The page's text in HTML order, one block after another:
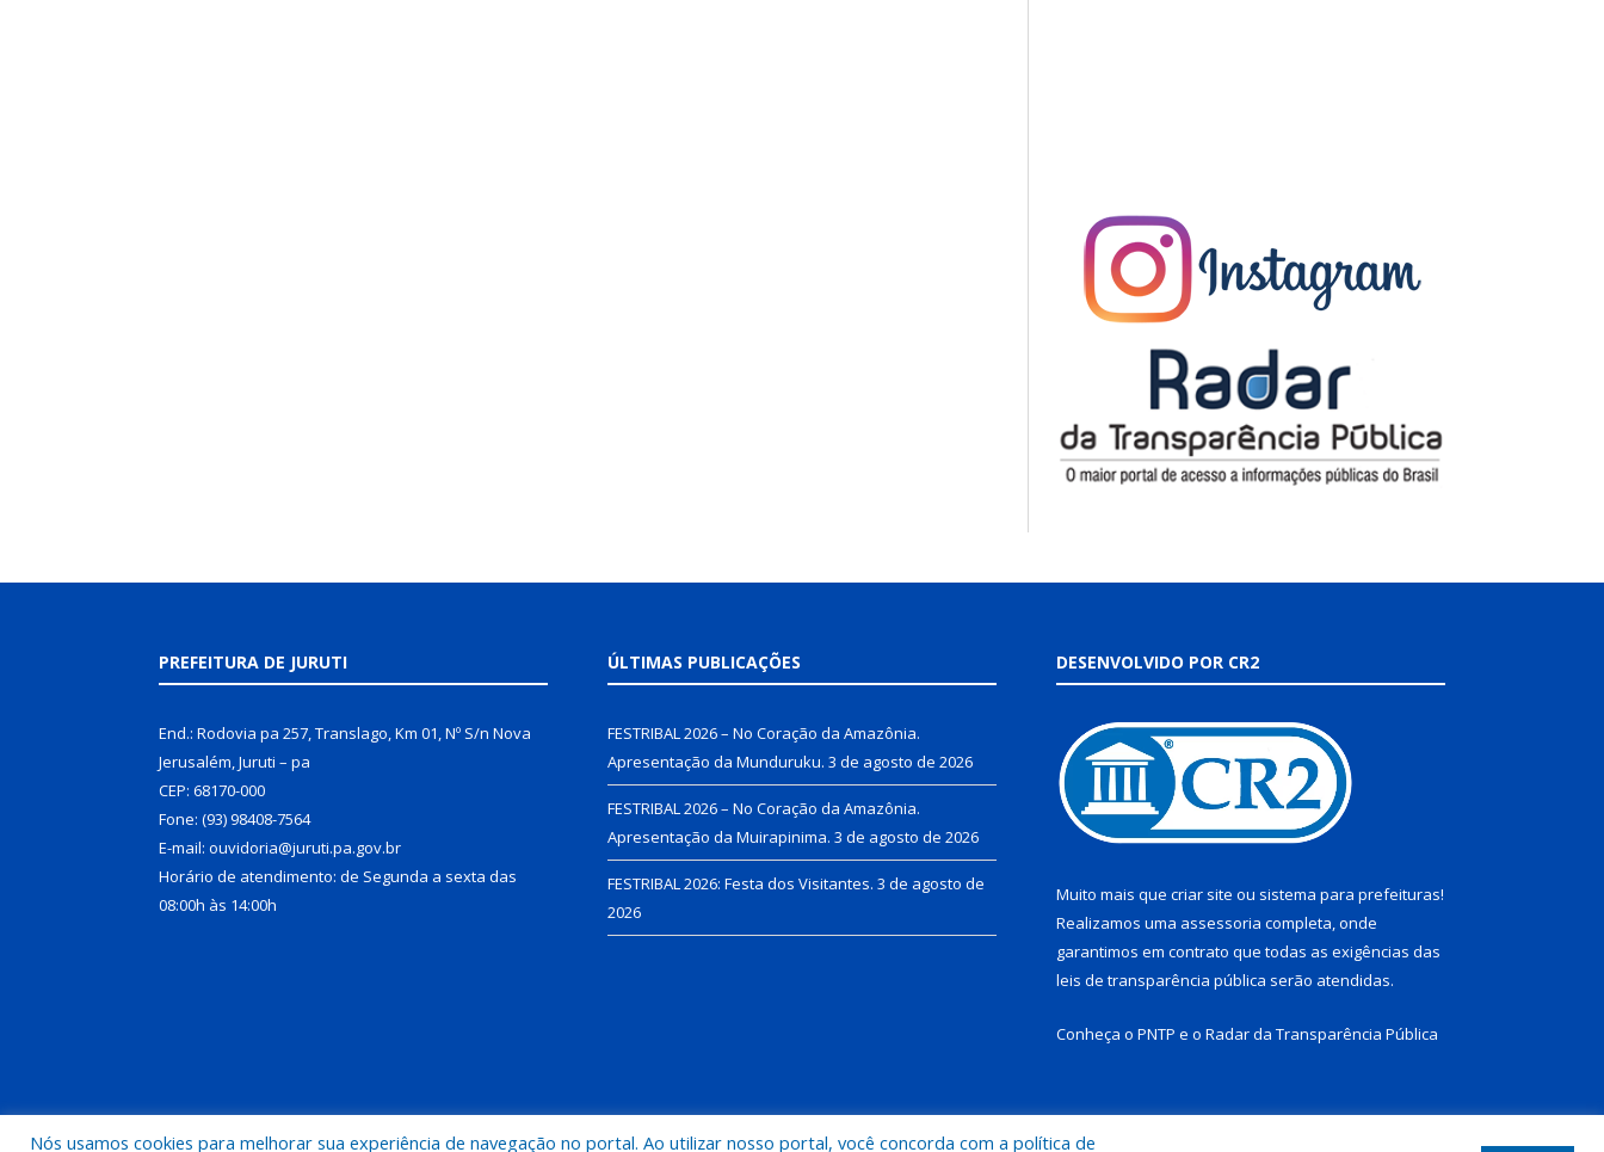
PREFEITURA DE JURUTI
End.: Rodovia pa 257, Translago, Km 01, Nº S/n Nova
Jerusalém, Juruti – pa
CEP: 68170-000
Fone: (93) 98408-7564
E-mail: ouvidoria@juruti.pa.gov.br
Horário de atendimento: de Segunda a sexta das
08:00h às 14:00h
ÚLTIMAS PUBLICAÇÕES
FESTRIBAL 2026 – No Coração da Amazônia.
Apresentação da Munduruku. 3 de agosto de 2026
FESTRIBAL 2026 – No Coração da Amazônia.
Apresentação da Muirapinima. 3 de agosto de 2026
FESTRIBAL 2026: Festa dos Visitantes. 3 de agosto de
2026
DESENVOLVIDO POR CR2
Muito mais que criar site ou sistema para prefeituras!
Realizamos uma assessoria completa, onde
garantimos em contrato que todas as exigências das
leis de transparência pública serão atendidas.
Conheça o PNTP e o Radar da Transparência Pública
Nós usamos cookies para melhorar sua experiência de navegação no portal. Ao utilizar nosso portal, você concorda com a política de